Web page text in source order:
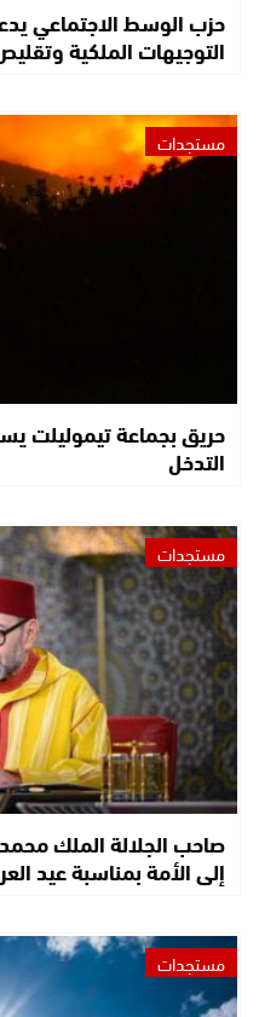
حزب الوسط الاجتماعي
التوجيهات الملكية
مستجدات
حريق بجماعة تيموليلت
التدخل
مستجدات
صاحب الجلالة الملك
إلى الأمة بمناسبة عيد
مستجدات